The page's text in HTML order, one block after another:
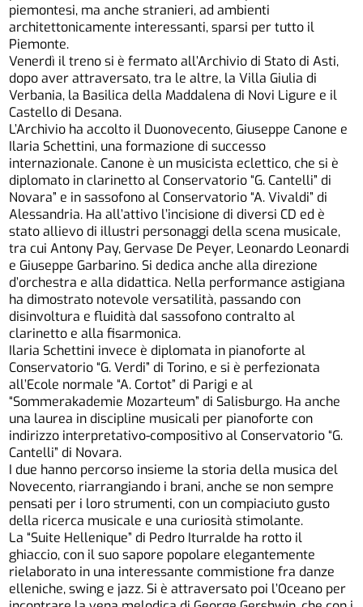
piemontesi, ma anche stranieri, ad ambienti
architettonicamente interessanti, sparsi per tutto il
Piemonte.
Venerdì il treno si è fermato all’Archivio di Stato di Asti,
dopo aver attraversato, tra le altre, la Villa Giulia di
Verbania, la Basilica della Maddalena di Novi Ligure e il
Castello di Desana.
L’Archivio ha accolto il Duonovecento, Giuseppe Canone e
Ilaria Schettini, una formazione di successo
internazionale. Canone è un musicista eclettico, che si è
diplomato in clarinetto al Conservatorio “G. Cantelli” di
Novara” e in sassofono al Conservatorio “A. Vivaldi” di
Alessandria. Ha all’attivo l’incisione di diversi CD ed è
stato allievo di illustri personaggi della scena musicale,
tra cui Antony Pay, Gervase De Peyer, Leonardo Leonardi
e Giuseppe Garbarino. Si dedica anche alla direzione
d’orchestra e alla didattica. Nella performance astigiana
ha dimostrato notevole versatilità, passando con
disinvoltura e fluidità dal sassofono contralto al
clarinetto e alla fisarmonica.
Ilaria Schettini invece è diplomata in pianoforte al
Conservatorio “G. Verdi” di Torino, e si è perfezionata
all’Ecole normale “A. Cortot” di Parigi e al
“Sommerakademie Mozarteum” di Salisburgo. Ha anche
una laurea in discipline musicali per pianoforte con
indirizzo interpretativo-compositivo al Conservatorio “G.
Cantelli” di Novara.
I due hanno percorso insieme la storia della musica del
Novecento, riarrangiando i brani, anche se non sempre
pensati per i loro strumenti, con un compiaciuto gusto
della ricerca musicale e una curiosità stimolante.
La “Suite Hellenique” di Pedro Iturralde ha rotto il
ghiaccio, con il suo sapore popolare elegantemente
rielaborato in una interessante commistione fra danze
elleniche, swing e jazz. Si è attraversato poi l’Oceano per